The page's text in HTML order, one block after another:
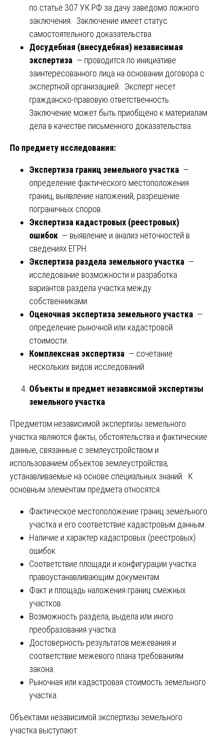
по статье 307 УК РФ за дачу заведомо ложного
заключения. Заключение имеет статус
самостоятельного доказательства.
Досудебная (внесудебная) независимая
экспертиза — проводится по инициативе
заинтересованного лица на основании договора с
экспертной организацией. Эксперт несет
гражданско-правовую ответственность.
Заключение может быть приобщено к материалам
дела в качестве письменного доказательства.
По предмету исследования:
Экспертиза границ земельного участка —
определение фактического местоположения
границ, выявление наложений, разрешение
пограничных споров.
Экспертиза кадастровых (реестровых)
ошибок — выявление и анализ неточностей в
сведениях ЕГРН.
Экспертиза раздела земельного участка —
исследование возможности и разработка
вариантов раздела участка между
собственниками.
Оценочная экспертиза земельного участка —
определение рыночной или кадастровой
стоимости.
Комплексная экспертиза — сочетание
нескольких видов исследований.
Объекты и предмет независимой экспертизы
земельного участка
Предметом независимой экспертизы земельного
участка являются факты, обстоятельства и фактические
данные, связанные с землеустройством и
использованием объектов землеустройства,
устанавливаемые на основе специальных знаний. К
основным элементам предмета относятся:
Фактическое местоположение границ земельного
участка и его соответствие кадастровым данным.
Наличие и характер кадастровых (реестровых)
ошибок.
Соответствие площади и конфигурации участка
правоустанавливающим документам.
Факт и площадь наложения границ смежных
участков.
Возможность раздела, выдела или иного
преобразования участка.
Достоверность результатов межевания и
соответствие межевого плана требованиям
закона.
Рыночная или кадастровая стоимость земельного
участка.
Объектами независимой экспертизы земельного
участка выступают: